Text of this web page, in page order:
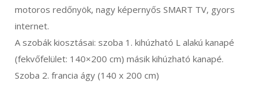
motoros redőnyök, nagy képernyős SMART TV, gyors
internet.
A szobák kiosztásai: szoba 1. kihúzható L alakú kanapé
(fekvőfelület: 140×200 cm) másik kihúzható kanapé.
Szoba 2. francia ágy (140 x 200 cm)